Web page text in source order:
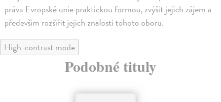
práva Evropské unie praktickou formou, zvýšit jejich zájem a
především rozšířit jejich znalosti tohoto oboru.
High-contrast mode
Podobné tituly